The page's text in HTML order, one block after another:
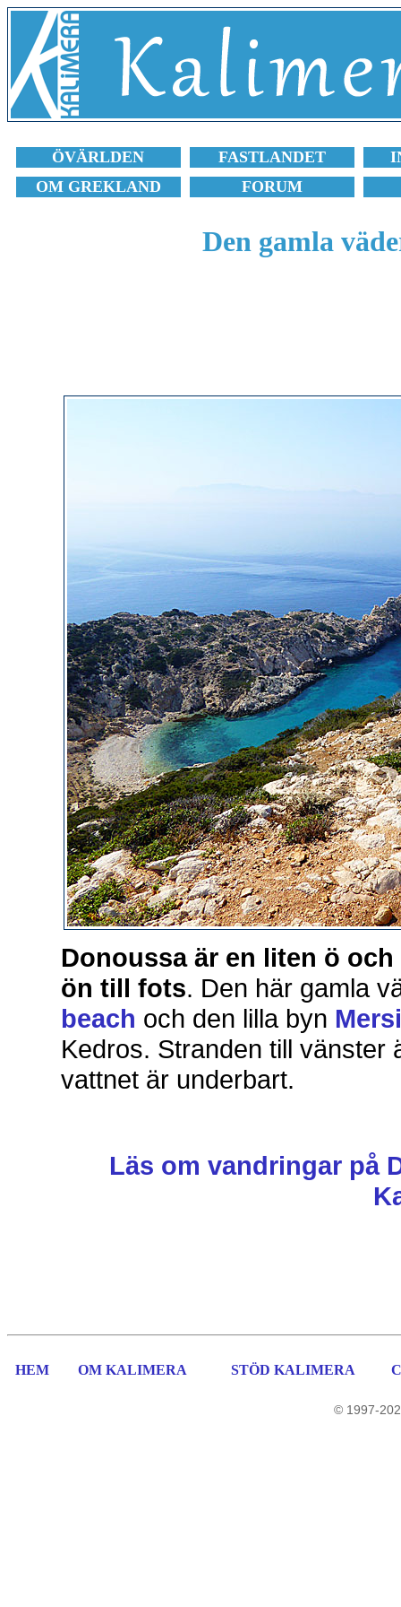
ÖVÄRLDEN FASTLANDET
OM GREKLAND
FORUM
Den gamla
Donoussa är en liten ö
ön till fots. Den här gamla
beach och den lilla byn
Kedros. Stranden till vänster
vattnet är underbart.
Läs om vandringar på
HEM OM KALIMERA STÖD KALIMERA
© 1997-